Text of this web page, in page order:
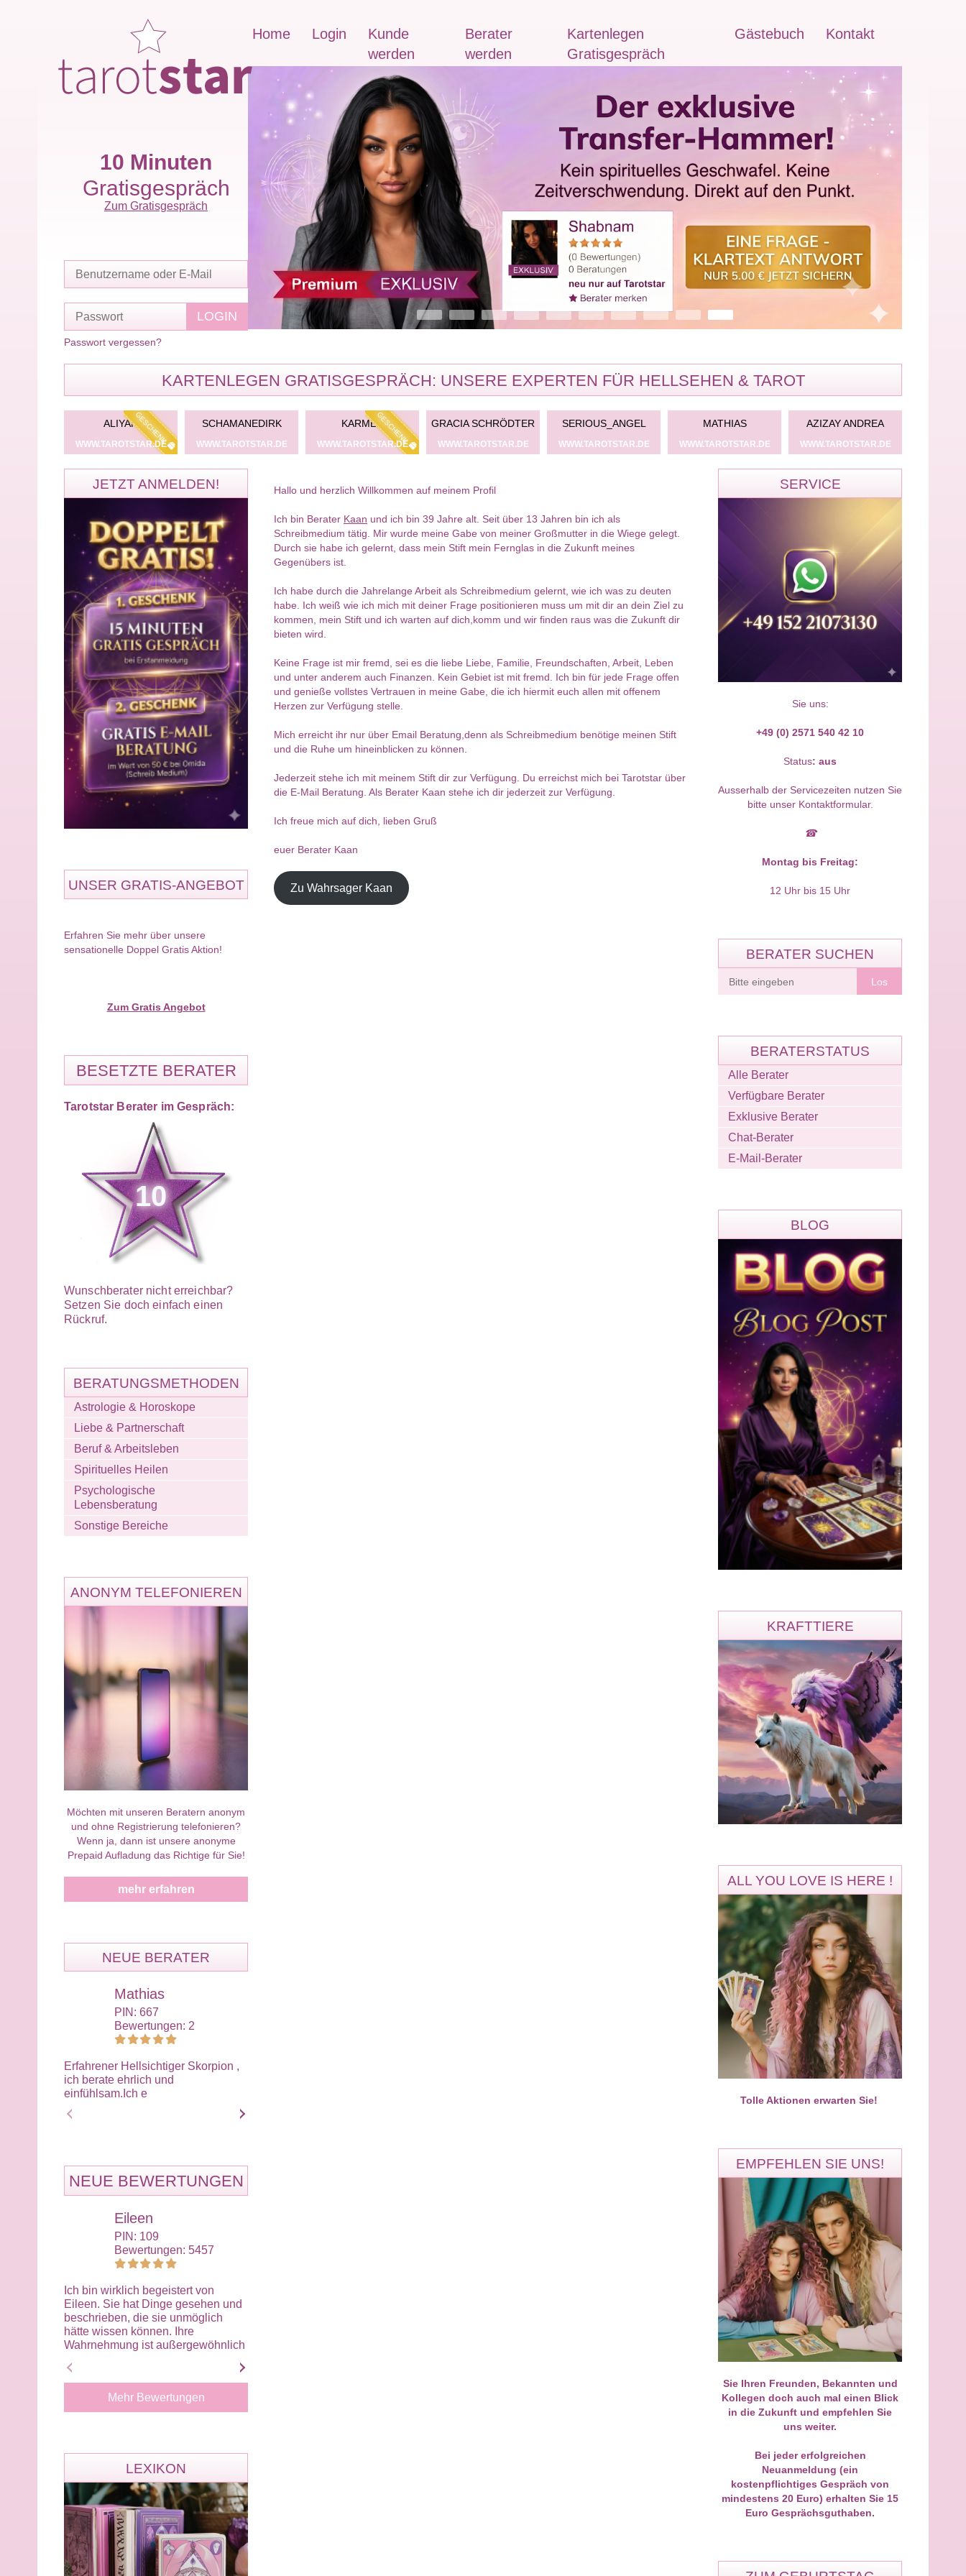
Home Login
Kunde
werden
Berater
werden
Kartenlegen
Gratisgespräch
Gästebuch Kontakt
10 Minuten
Gratisgespräch
Zum Gratisgespräch
Passwort vergessen?
KARTENLEGEN GRATISGESPRÄCH: UNSERE EXPERTEN FÜR HELLSEHEN & TAROT
WWW.TAROTSTAR.DE
GRACIA SCHRÖDTER
WWW.TAROTSTAR.DE
SERIOUS_ANGEL
WWW.TAROTSTAR.DE
MATHIAS
WWW.TAROTSTAR.DE
AZIZAY ANDREA
WWW.TAROTSTAR.DE
LINDA
WWW.TAROTSTAR.DE GESCHENK
ALINAHTAROT
WWW.TAROTSTAR.DE
TANJA
WWW.TAROTSTAR.DE
JETZT ANMELDEN!
UNSER GRATIS-ANGEBOT
Erfahren Sie mehr über unsere
sensationelle Doppel Gratis Aktion!
Zum Gratis Angebot
BESETZTE BERATER
Tarotstar Berater im Gespräch:
10
Wunschberater nicht erreichbar?
Setzen Sie doch einfach einen
Rückruf.
BERATUNGSMETHODEN
Astrologie & Horoskope
Liebe & Partnerschaft
Beruf & Arbeitsleben
Spirituelles Heilen
Psychologische
Lebensberatung
Sonstige Bereiche
ANONYM TELEFONIEREN
Möchten mit unseren Beratern anonym
und ohne Registrierung telefonieren?
Wenn ja, dann ist unsere anonyme
Prepaid Aufladung das Richtige für Sie!
mehr erfahren
NEUE BERATER
Mathias
PIN: 667
Bewertungen: 2
Erfahrener Hellsichtiger Skorpion ,
ich berate ehrlich und
einfühlsam.Ich e
Aura Solaris
Bewertungen: 197
​Spiritueller Meisterberater für
Transformation & Seelenheilung​
AlinahTarot
PIN: 436
Bewertungen: 51
Einfühlsame Beratung in allen
Lebensbereichen, spezialisiert
NEUE BEWERTUNGEN
Eileen
PIN: 109
Bewertungen: 5457
Ich bin wirklich begeistert von
Eileen. Sie hat Dinge gesehen und
beschrieben, die sie unmöglich
hätte wissen können. Ihre
Wahrnehmung ist außergewöhnlich
Besonders beeindruckt hat mich,
wie treffend sie Gefühle und
Zusammenhänge erkannt hat. Alles
wirkte authentisch und stimmig. Das
gegeben. Von Herzen danke, liebe
Eileen. Ich kann dich
uneingeschränkt weiterempfehlen
und werde mich ganz sicher wieder
an dich wenden.
Bewertungen: 3884
Heute mein allererstes Gespräch
als Neukunde geführt und direkt
einen Volltreffer gelandet! Ich war
Nachlassangelegenheit total
blockiert und wusste nicht weiter.
Schnickschnack analysiert und mir
ganz trocken gesagt, wie sich die
Gegenseite verhalten wird. Gestern
Diese pragmatische und ehrliche
Miran
PIN: 100
Bewertungen: 5953
Als Neukunde geht man ja
gesagt immer mit einer leichten
Skepsis in so ein Telefonat.
Erstgespräch bei M. hat mich
jedoch von der ersten Sekunde
absolut fasziniert. Ohne dass ich
Dynamik und das emotionale
Wirrwarr sofort auf den Punkt
gebracht. Man fühlt sich bei ihm
der ersten Minute an sicher,
aufgehoben. Das war definitiv
der Anfang!
Mehr Bewertungen
LEXIKON
Hallo und herzlich Willkommen auf meinem Profil
Ich bin Berater Kaan und ich bin 39 Jahre alt. Seit über 13 Jahren bin ich als
Schreibmedium tätig. Mir wurde meine Gabe von meiner Großmutter in die Wiege gelegt.
Durch sie habe ich gelernt, dass mein Stift mein Fernglas in die Zukunft meines
Gegenübers ist.
Ich habe durch die Jahrelange Arbeit als Schreibmedium gelernt, wie ich was zu deuten
habe. Ich weiß wie ich mich mit deiner Frage positionieren muss um mit dir an dein Ziel zu
kommen, mein Stift und ich warten auf dich,komm und wir finden raus was die Zukunft dir
bieten wird.
Keine Frage ist mir fremd, sei es die liebe Liebe, Familie, Freundschaften, Arbeit, Leben
und unter anderem auch Finanzen. Kein Gebiet ist mit fremd. Ich bin für jede Frage offen
und genieße vollstes Vertrauen in meine Gabe, die ich hiermit euch allen mit offenem
Herzen zur Verfügung stelle.
Mich erreicht ihr nur über Email Beratung,denn als Schreibmedium benötige meinen Stift
und die Ruhe um hineinblicken zu können.
Jederzeit stehe ich mit meinem Stift dir zur Verfügung. Du erreichst mich bei Tarotstar über
die E-Mail Beratung. Als Berater Kaan stehe ich dir jederzeit zur Verfügung.
Ich freue mich auf dich, lieben Gruß
euer Berater Kaan
Zu Wahrsager Kaan
SERVICE
Sie uns:
+49 (0) 2571 540 42 10
Status: aus
Ausserhalb der Servicezeiten nutzen Sie
bitte unser Kontaktformular.
☎
Montag bis Freitag:
12 Uhr bis 15 Uhr
BERATER SUCHEN
finden
BERATERSTATUS
Alle Berater
Verfügbare Berater
Exklusive Berater
Chat-Berater
E-Mail-Berater
BLOG
KRAFTTIERE
ALL YOU LOVE IS HERE !
Tolle Aktionen erwarten Sie!
EMPFEHLEN SIE UNS!
Sie Ihren Freunden, Bekannten und
Kollegen doch auch mal einen Blick
in die Zukunft und empfehlen Sie
uns weiter.
Bei jeder erfolgreichen
Neuanmeldung (ein
kostenpflichtiges Gespräch von
mindestens 20 Euro) erhalten Sie 15
Euro Gesprächsguthaben.